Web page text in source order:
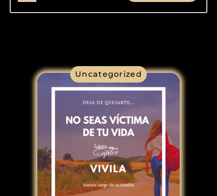
Uncategorized